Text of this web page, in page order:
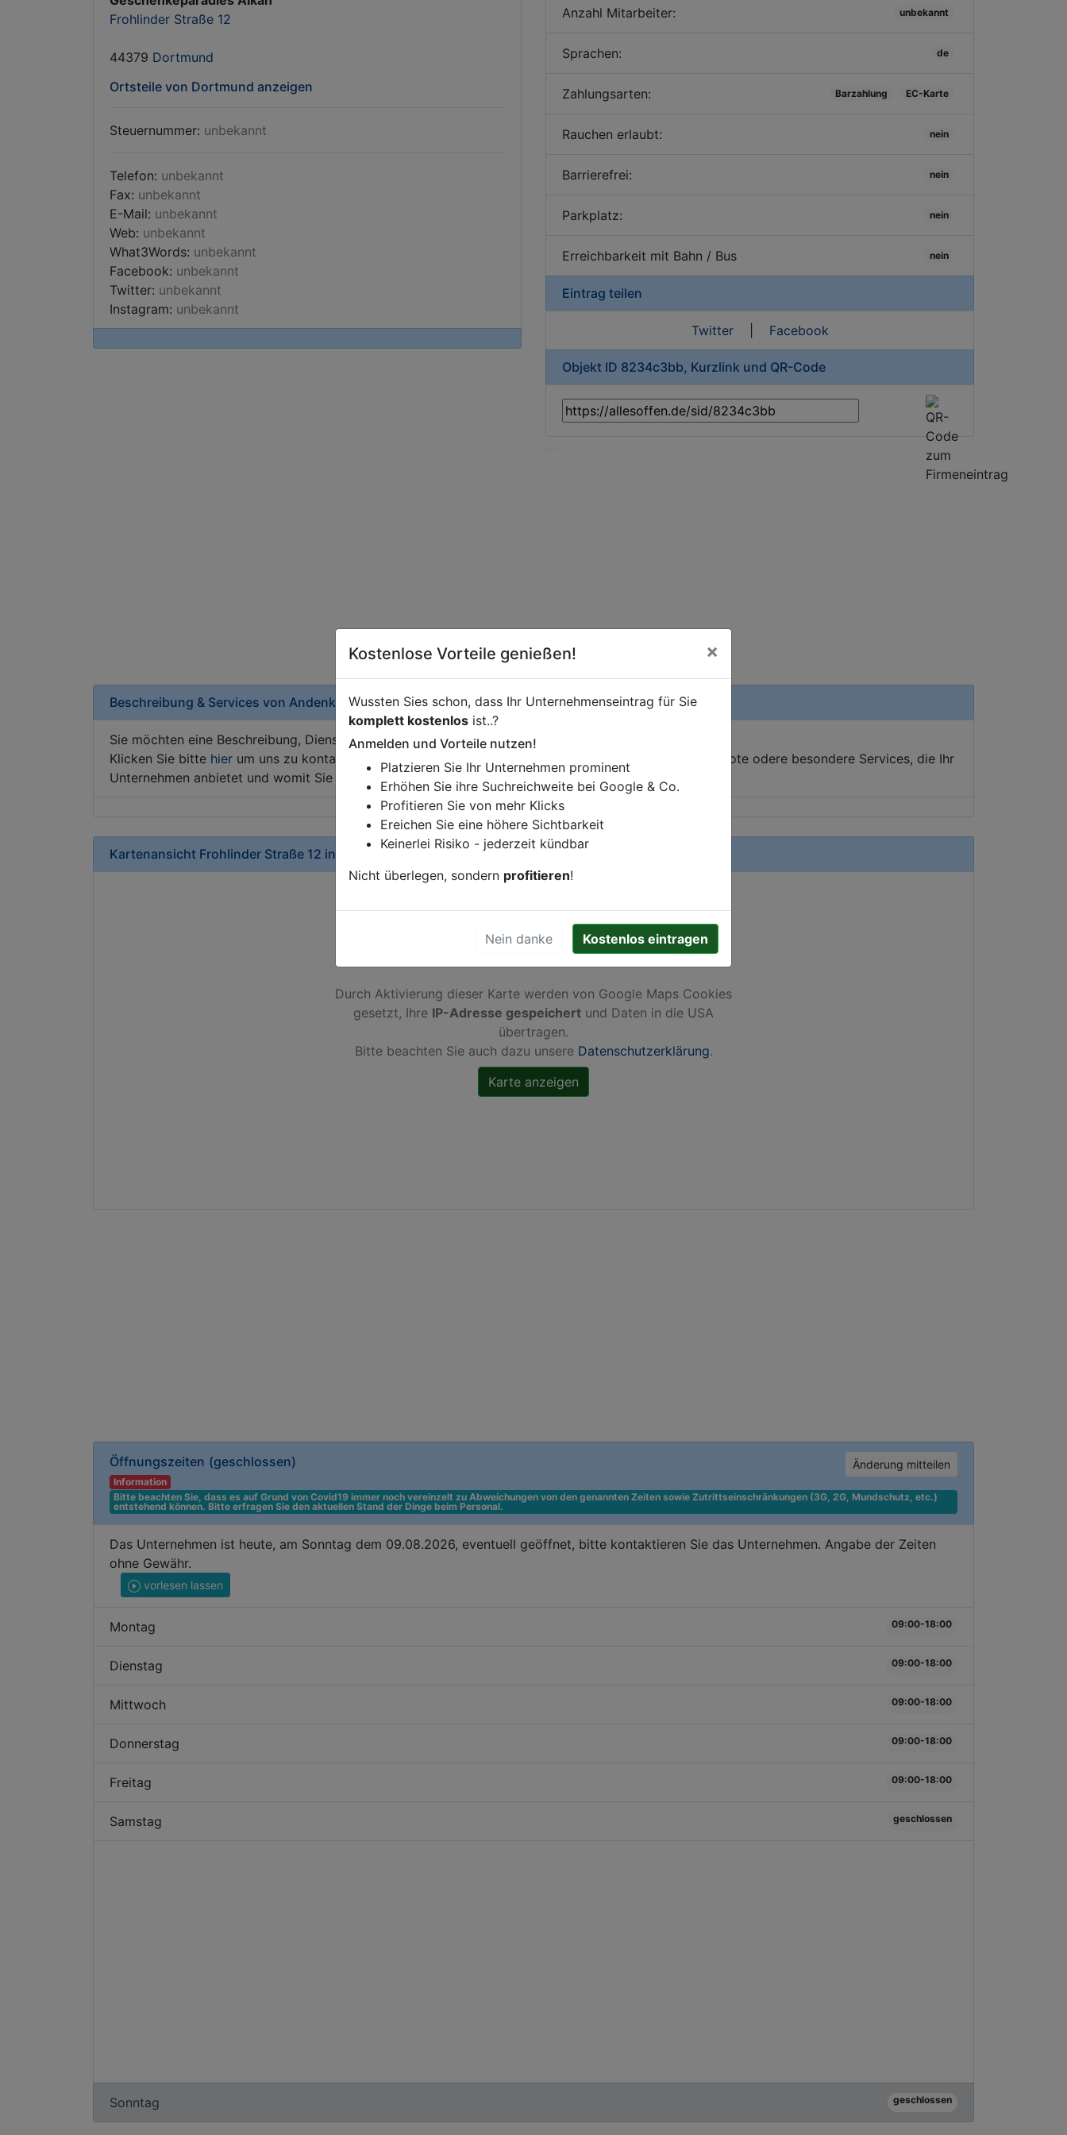
Frohlinder Straße 12
44379 Dortmund
Ortsteile von Dortmund anzeigen
Steuernummer: unbekannt
Telefon: unbekannt
Fax: unbekannt
E-Mail: unbekannt
Web: unbekannt
What3Words: unbekannt
Facebook: unbekannt
Twitter: unbekannt
Instagram: unbekannt
Öffnungszeiten (geschlossen) Änderung mitteilen
Information
Bitte beachten Sie, dass es auf Grund von Covid19 immer noch vereinzelt zu Abweichungen von den genannten Zeiten sowie Zutrittseinschränkungen (3G, 2G, Mundschutz, etc.)
entstehend können. Bitte erfragen Sie den aktuellen Stand der Dinge beim Personal.
Das Unternehmen ist heute, am Sonntag dem 09.08.2026, eventuell geöffnet, bitte kontaktieren Sie das Unternehmen. Angabe der Zeiten
ohne Gewähr.
vorlesen lassen
Montag 09:00-18:00
Dienstag 09:00-18:00
Mittwoch 09:00-18:00
Donnerstag 09:00-18:00
Freitag 09:00-18:00
Samstag geschlossen
Sonntag geschlossen
Anzahl Mitarbeiter: unbekannt
Sprachen: de
Zahlungsarten: Barzahlung EC-Karte
Rauchen erlaubt: nein
Barrierefrei: nein
Parkplatz: nein
Erreichbarkeit mit Bahn / Bus nein
Eintrag teilen
Twitter| Facebook
Objekt ID 8234c3bb, Kurzlink und QR-Code
Beschreibung & Services von Andenkenladen
Sie möchten eine Beschreibung, Dienstleistung oder andere relevante Informationen hinzufügen?
Klicken Sie bitte hier um uns zu kontaktieren. Gerne erweitern wir Ihren Firmeneintrag um Sonderangebote odere besondere Services, die Ihr
Unternehmen anbietet und womit Sie sich von Ihren Wettbewerbern abheben.
Kartenansicht Frohlinder Straße 12 in Dortmund
Durch Aktivierung dieser Karte werden von Google Maps Cookies
gesetzt, Ihre IP-Adresse gespeichert und Daten in die USA
übertragen.
Bitte beachten Sie auch dazu unsere Datenschutzerklärung.
Kostenlose Vorteile genießen! ×
Wussten Sies schon, dass Ihr Unternehmenseintrag für Sie
komplett kostenlos ist..?
Anmelden und Vorteile nutzen!
Platzieren Sie Ihr Unternehmen prominent
Erhöhen Sie ihre Suchreichweite bei Google & Co.
Profitieren Sie von mehr Klicks
Ereichen Sie eine höhere Sichtbarkeit
Keinerlei Risiko - jederzeit kündbar
Nicht überlegen, sondern profitieren!
Nein danke Kostenlos eintragen